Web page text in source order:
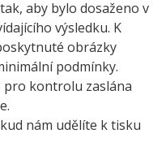
aby bylo dosaženo v
výsledku. K
obrázky
podmínky.
pro kontrolu zaslána
nám udělíte k tisku